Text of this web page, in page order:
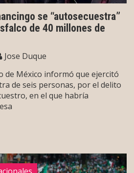
se “autosecuestra”
de 40 millones de
Jose Duque
de México informó que ejercitó
de seis personas, por el delito
en el que habría